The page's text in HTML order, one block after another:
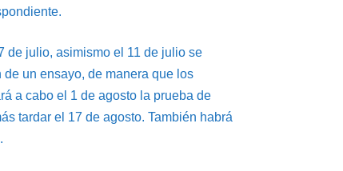
de julio, asimismo el 11 de julio se
un ensayo, de manera que los
a cabo el 1 de agosto la prueba de
tardar el 17 de agosto. También habrá